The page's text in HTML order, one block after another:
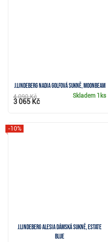
J.Lindeberg Nadia golfová sukně, moonbeam
Skladem 1ks
4 090 Kč
3 065 Kč
J.Lindeberg Alesia dámská sukně, estate
blue
-10%